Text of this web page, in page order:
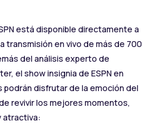
está disponible directamente a
transmisión en vivo de más de 700
del análisis experto de
el show insignia de ESPN en
disfrutar de la emoción del
revivir los mejores momentos,
atractiva: